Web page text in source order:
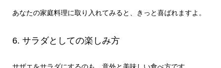
あなたの家庭料理に取り入れてみると、きっと喜ばれますよ。
6. サラダとしての楽しみ方